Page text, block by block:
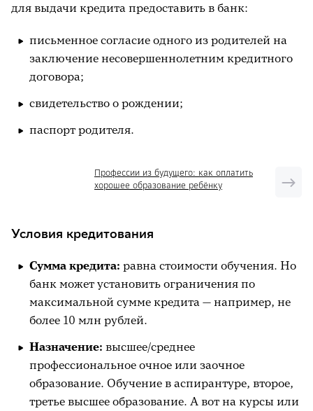
для выдачи кредита предоставить в банк:
письменное согласие одного из родителей на
заключение несовершеннолетним кредитного
договора;
свидетельство о рождении;
паспорт родителя.
Профессии из будущего: как оплатить
хорошее образование ребёнку
Условия кредитования
Сумма кредита: равна стоимости обучения. Но
банк может установить ограничения по
максимальной сумме кредита — например, не
более 10 млн рублей.
Назначение: высшее/среднее
профессиональное очное или заочное
образование. Обучение в аспирантуре, второе,
третье высшее образование. А вот на курсы или